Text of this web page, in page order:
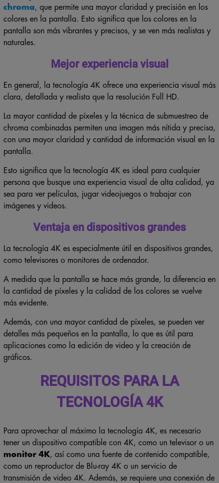
chroma, que permite una mayor claridad y precisión en los
colores en la pantalla. Esto significa que los colores en la
pantalla son más vibrantes y precisos, y se ven más realistas y
naturales.
Mejor experiencia visual
En general, la tecnología 4K ofrece una experiencia visual más
clara, detallada y realista que la resolución Full HD.
La mayor cantidad de píxeles y la técnica de submuestreo de
chroma combinadas permiten una imagen más nítida y precisa,
con una mayor claridad y cantidad de información visual en la
pantalla.
Esto significa que la tecnología 4K es ideal para cualquier
persona que busque una experiencia visual de alta calidad, ya
sea para ver películas, jugar videojuegos o trabajar con
imágenes y videos.
Ventaja en dispositivos grandes
La tecnología 4K es especialmente útil en dispositivos grandes,
como televisores o monitores de ordenador.
A medida que la pantalla se hace más grande, la diferencia en
la cantidad de píxeles y la calidad de los colores se vuelve
más evidente.
Además, con una mayor cantidad de píxeles, se pueden ver
detalles más pequeños en la pantalla, lo que es útil para
aplicaciones como la edición de video y la creación de
gráficos.
REQUISITOS PARA LA
TECNOLOGÍA 4K
Para aprovechar al máximo la tecnología 4K, es necesario
tener un dispositivo compatible con 4K, como un televisor o un
monitor 4K, así como una fuente de contenido compatible,
como un reproductor de Blu-ray 4K o un servicio de
transmisión de video 4K. Además, se requiere una conexión de